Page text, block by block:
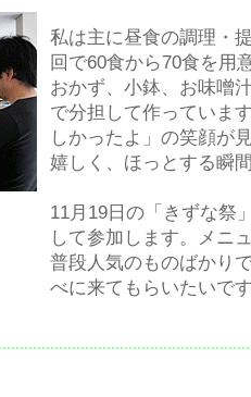
私は主に昼食の調理・
回で60食から70食を用
おかず、小鉢、お味噌
で分担して作っていま
しかったよ」の笑顔が
嬉しく、ほっとする瞬
11月19日の「きずな祭
して参加します。メニ
普段人気のものばかり
べに来てもらいたいで